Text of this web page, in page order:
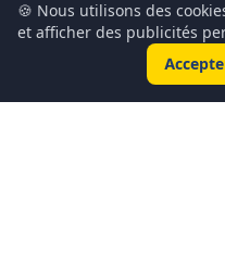
🍪 Nous utilisons des
et afficher des publicités